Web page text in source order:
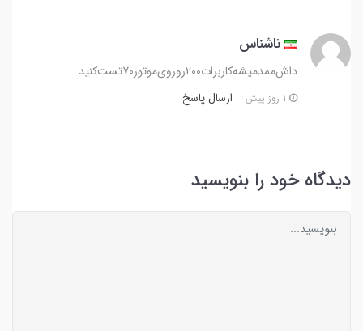
ناشناس
دا‌ش‌ممد‌میشه‌کاربرات‌200‌رو‌روی‌موتور‌70‌تست‌کنید‌
ارسال پاسخ
دیدگاه خود را بنویسید